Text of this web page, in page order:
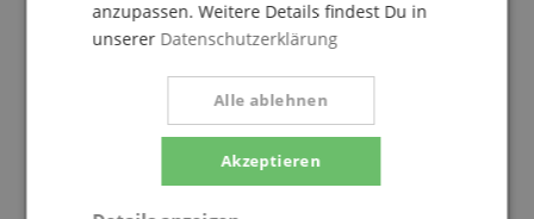
Stagecaptain Heavyrack Lagerregal Holzböden Rot, max.
anzupassen. Weitere Details findest Du in
unserer Datenschutzerklärung
Akzeptieren
Alle ablehnen